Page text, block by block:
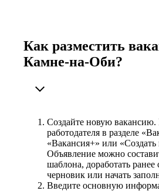
Как разместить
Камне-на-Оби?
Создайте новую
работодателя в разделе
«Вакансия+» или
Объявление можно
шаблона, доработать
черновик или начать
Введите основную